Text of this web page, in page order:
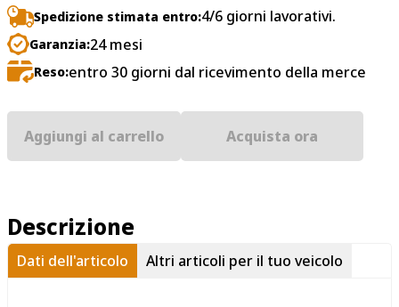
Spedizione stimata entro:4/6 giorni lavorativi.
Garanzia:24 mesi
Reso:entro 30 giorni dal ricevimento della merce
Aggiungi al carrello Acquista ora
Descrizione
Dati dell'articolo Altri articoli per il tuo veicolo